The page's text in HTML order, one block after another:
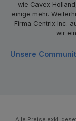
wie Cavex
einige mehr.
Firma Centrix Inc.
wir
Unsere
Alle Preise exkl.